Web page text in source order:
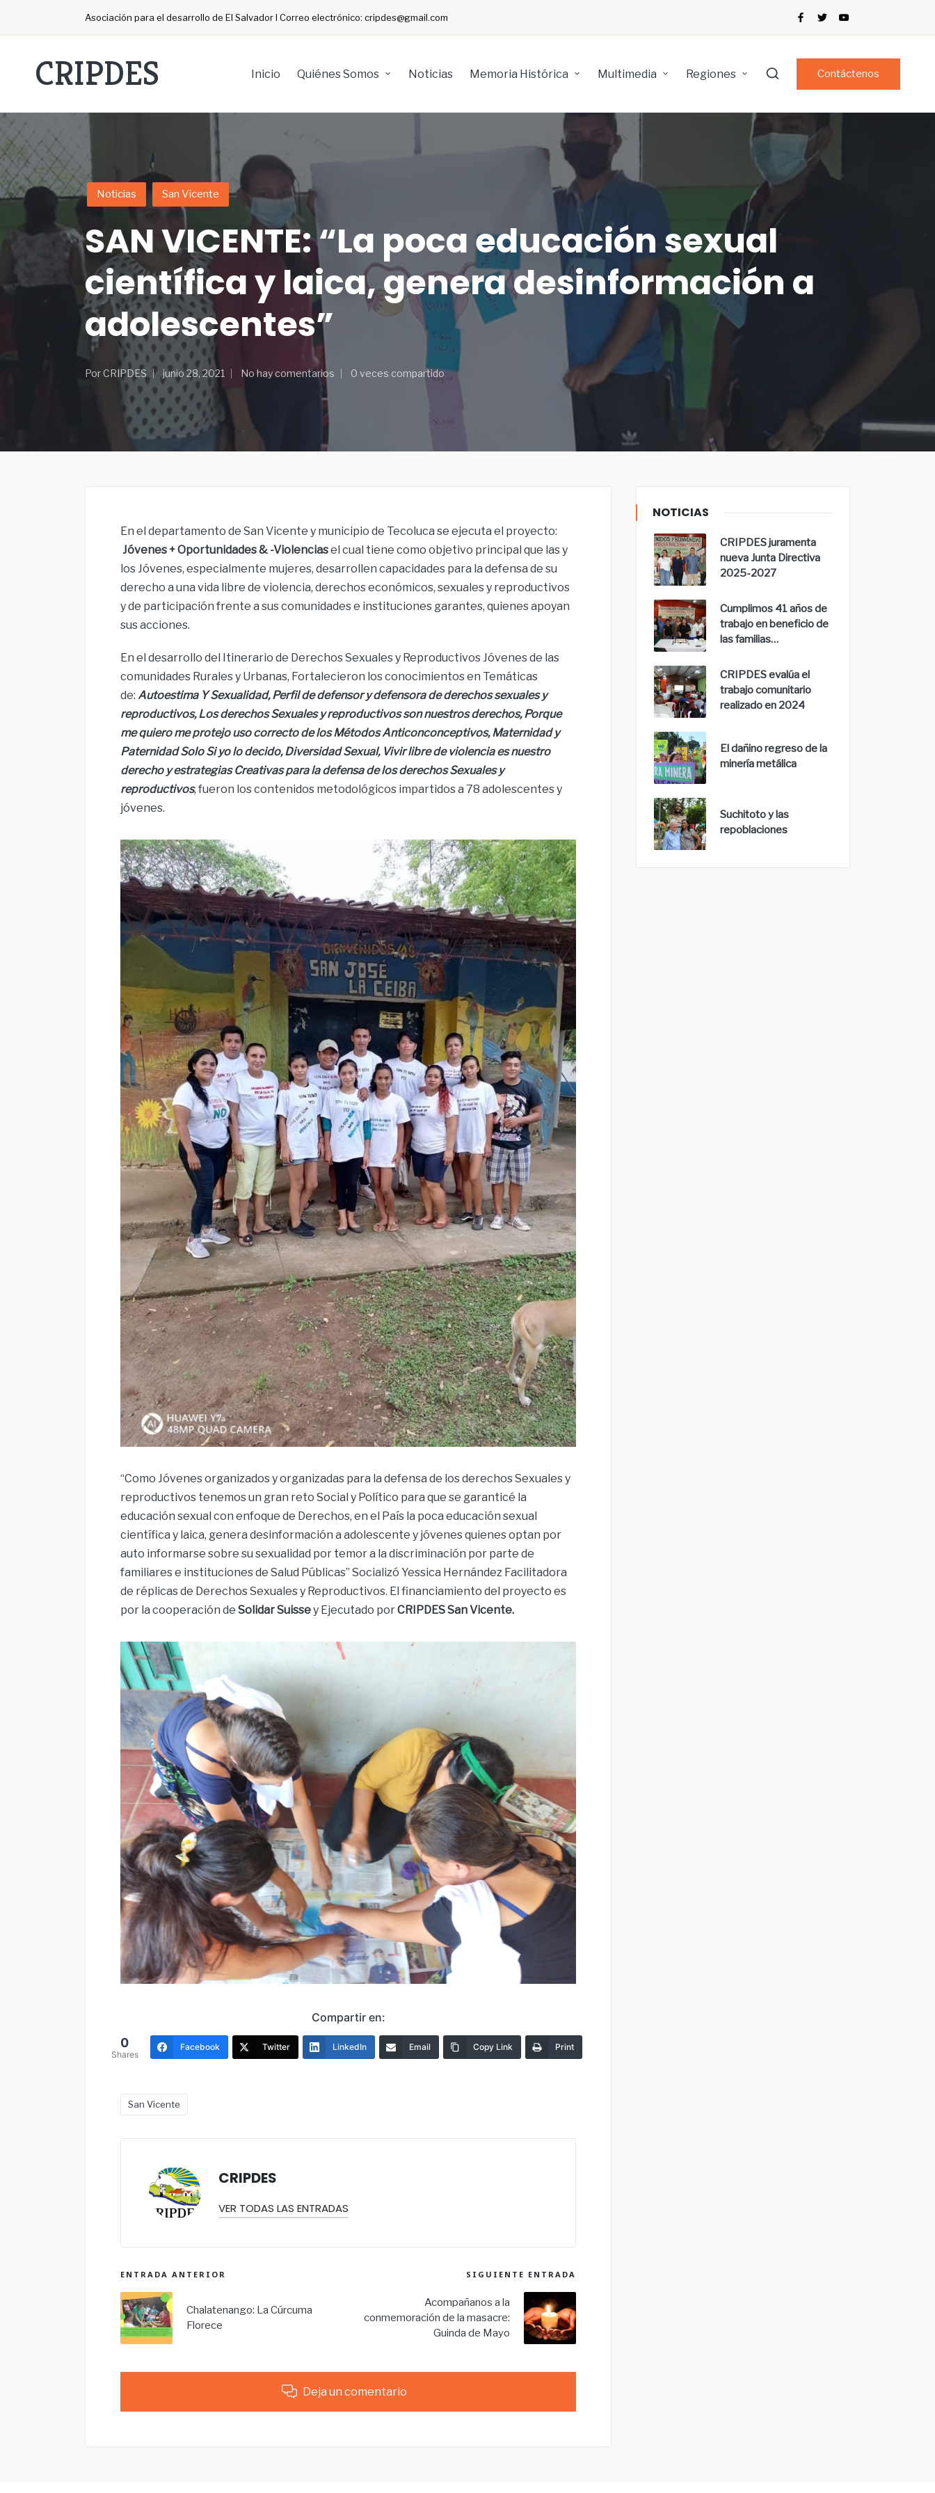
Asociación para el desarrollo de El Salvador I Correo electrónico: cripdes@gmail.com
CRIPDES Inicio Quiénes Somos Noticias Memoria Histórica Multimedia Regiones Contáctenos
Noticias San Vicente
SAN VICENTE: “La poca educación sexual
científica y laica, genera desinformación a
adolescentes”
PorCRIPDES junio 28, 2021 No hay comentarios 0 veces compartido
En el departamento de San Vicente y municipio de Tecoluca se ejecuta el proyecto:
Jóvenes + Oportunidades & -Violenciasel cual tiene como objetivo principal que las y
los Jóvenes, especialmente mujeres, desarrollen capacidades para la defensa de su
derecho a una vida libre de violencia, derechos económicos, sexuales y reproductivos
y de participación frente a sus comunidades e instituciones garantes, quienes apoyan
sus acciones.
En el desarrollo del Itinerario de Derechos Sexuales y Reproductivos Jóvenes de las
comunidades Rurales y Urbanas, Fortalecieron los conocimientos en Temáticas
de: Autoestima Y Sexualidad, Perfil de defensor y defensora de derechos sexuales y
reproductivos, Los derechos Sexuales y reproductivos son nuestros derechos, Porque
me quiero me protejo uso correcto de los Métodos Anticonconceptivos, Maternidad y
Paternidad Solo Si yo lo decido, Diversidad Sexual, Vivir libre de violencia es nuestro
derecho y estrategias Creativas para la defensa de los derechos Sexuales y
reproductivos, fueron los contenidos metodológicos impartidos a 78 adolescentes y
jóvenes.
“Como Jóvenes organizados y organizadas para la defensa de los derechos Sexuales y
reproductivos tenemos un gran reto Social y Político para que se garanticé la
educación sexual con enfoque de Derechos, en el País la poca educación sexual
científica y laica, genera desinformación a adolescente y jóvenes quienes optan por
auto informarse sobre su sexualidad por temor a la discriminación por parte de
familiares e instituciones de Salud Públicas” Socializó Yessica Hernández Facilitadora
de réplicas de Derechos Sexuales y Reproductivos. El financiamiento del proyecto es
por la cooperación de Solidar Suissey Ejecutado porCRIPDES San Vicente.
Compartir en:
0
Shares
Facebook Twitter LinkedIn Email Copy Link Print
San Vicente
CRIPDES
VER TODAS LAS ENTRADAS
ENTRADA ANTERIOR
Chalatenango: La Cúrcuma
Florece
SIGUIENTE ENTRADA
Acompañanos a la
conmemoración de la masacre:
Guinda de Mayo
Deja un comentario
NOTICIAS
CRIPDES juramenta
nueva Junta Directiva
2025-2027
Cumplimos 41 años de
trabajo en beneficio de
las familias…
CRIPDES evalúa el
trabajo comunitario
realizado en 2024
El dañino regreso de la
minería metálica
Suchitoto y las
repoblaciones